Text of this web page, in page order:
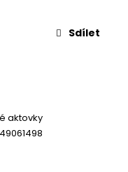
Sdílet
aktovky